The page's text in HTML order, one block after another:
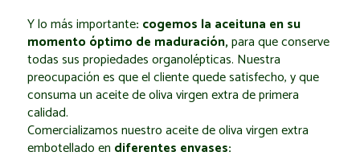
Y lo más importante: cogemos la aceituna en su
momento óptimo de maduración,para que conserve
todas sus propiedades organolépticas. Nuestra
preocupación es que el cliente quede satisfecho, y que
consuma un aceite de oliva virgen extra de primera
calidad.
Comercializamos nuestro aceite de oliva virgen extra
embotellado en diferentes envases: